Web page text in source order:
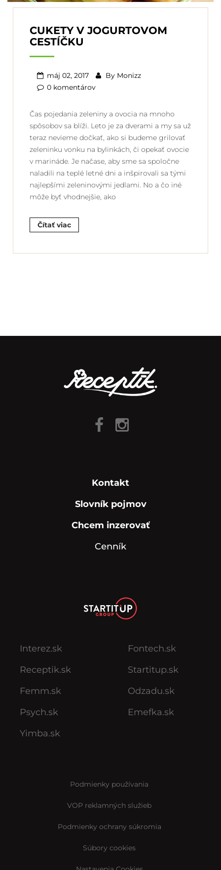
CUKETY V JOGURTOVOM
CESTÍČKU
máj 02, 2017 By Monizz
0 komentárov
Čas pojedania zeleniny a ovocia na mnoho
spôsobov sa blíži. Leto je za dverami a my sa už
teraz nevieme dočkať, ako si budeme grilovať
zeleninku vonku na bylinkách, či opekať ovocie
v marináde. Je načase, aby sme sa spoločne
naladili na teplé letné dni a inšpirovali sa tými
najlepšími zeleninovými jedlami. No a čo iné
môže byť vhodnejšie, ako
Čítať viac
Kontakt
Slovník pojmov
Chcem inzerovať
Cenník
Interez.sk
Receptik.sk
Femm.sk
Psych.sk
Yimba.sk
Fontech.sk
Startitup.sk
Odzadu.sk
Emefka.sk
Podmienky používania
VOP reklamných služieb
Podmienky ochrany súkromia
Súbory cookies